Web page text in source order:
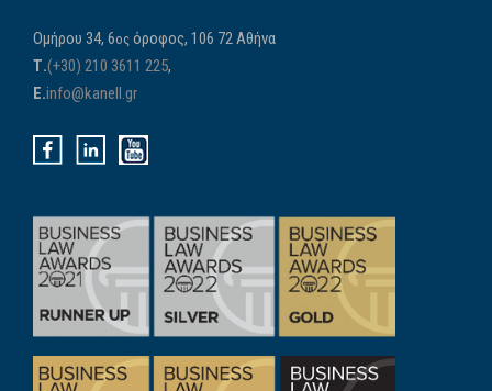
Ομήρου 34, 6ος όροφος, 106 72 Αθήνα
Τ.(+30) 210 3611 225,
E.info@kanell.gr